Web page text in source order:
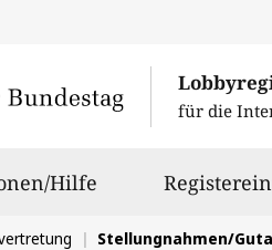
für die
Hilfe
Stellungnahmen/